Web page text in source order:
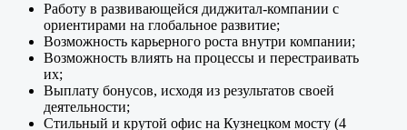
Работу в развивающейся диджитал-компании с
ориентирами на глобальное развитие;
Возможность карьерного роста внутри компании;
Возможность влиять на процессы и перестраивать
их;
Выплату бонусов, исходя из результатов своей
деятельности;
Стильный и крутой офис на Кузнецком мосту (4